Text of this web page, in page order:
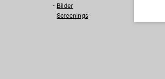
Bilder
Screenings